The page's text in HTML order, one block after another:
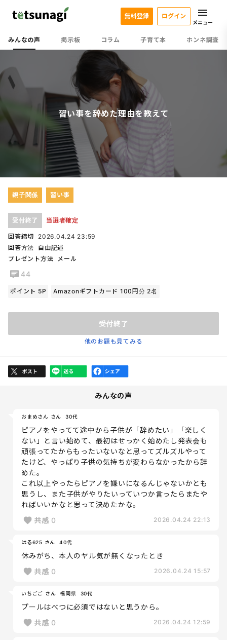
みんなの声 掲示板 コラム 子育て本 ホンネ調査
無料登録 ログイン
メニュー
習い事を辞めた理由を教えて
親子関係 習い事
受付終了 当選者確定
回答締切
2026.04.24 23:59
回答方法
自由記述
プレゼント方法
メール
44
ポイント 5P Amazonギフトカード 100円分 2名
受付終了
他のお題も見てみる
みんなの声
おまめさん さん 30代
ピアノをやってて途中から子供が「辞めたい」「楽しく
ない」と言い始めて、最初はせっかく始めたし発表会も
頑張ってたからもったいないなと思ってズルズルやって
たけど、やっぱり子供の気持ちが変わらなかったから辞
めた。
これ以上やったらピアノを嫌いになるんじゃないかとも
思うし、また子供がやりたいっていつか言ったらまたや
ればいいかなと思って決めたかな。
共感 0 2026.04.24 22:13
はる625 さん 40代
休みがち、本人のヤル気が無くなったとき
共感 0 2026.04.24 15:57
いちごご さん 福岡県 30代
プールはべつに必須ではないと思うから。
共感 0 2026.04.24 12:59